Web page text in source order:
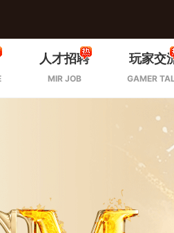
人才招聘
MIR JOB
玩家交
GAMER